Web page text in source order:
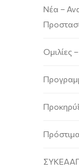
Νέα –
Ομιλίες
ΣΥΚΕΑΑΠ